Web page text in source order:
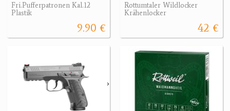
Fri.Pufferpatronen Kal.12
Plastik
9.90 €
Rottumtaler Wildlocker
Krähenlocker
42 €